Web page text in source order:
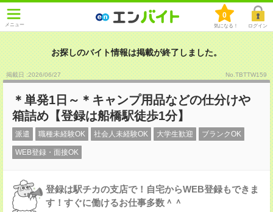
メニュー
0
気になる！ ログイン
お探しのバイト情報は掲載が終了しました。
掲載日 :2026/06/27 No.TBTTW159
＊単発1日～＊キャンプ用品などの仕分けや
箱詰め【登録は船橋駅徒歩1分】
派遣 職種未経験OK 社会人未経験OK 大学生歓迎 ブランクOK
WEB登録・面接OK
登録は駅チカの支店で！自宅からWEB登録もできま
す！すぐに働けるお仕事多数＾＾